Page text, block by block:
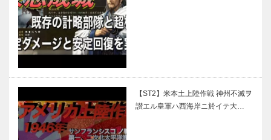
【ST2】米本土上陸作戦 神州不滅ヲ
讃エル皇軍ハ西海岸ニ於イテ大…